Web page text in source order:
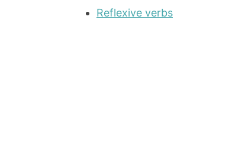
Reflexive verbs